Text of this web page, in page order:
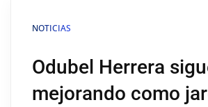
NOTICIAS
Odubel Herrera
mejorando como